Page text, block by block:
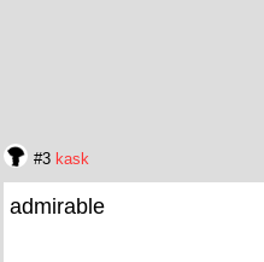
#3 kask
admirable